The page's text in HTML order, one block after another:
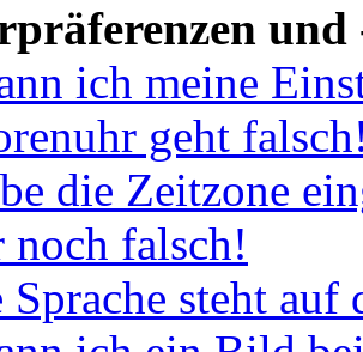
und
ich meine
geht
die Zeitzone
noch falsch!
Sprache steht